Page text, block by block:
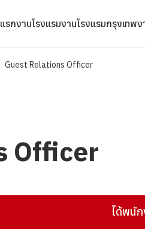
รกงานโรงแรมงานโรงแรมกรุงเทพง
Guest Relations Officer
Officer
ได้พนั